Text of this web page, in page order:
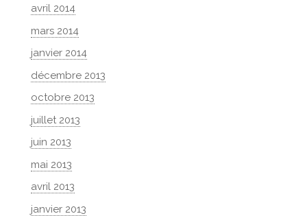
avril 2014
mars 2014
janvier 2014
décembre 2013
octobre 2013
juillet 2013
juin 2013
mai 2013
avril 2013
janvier 2013